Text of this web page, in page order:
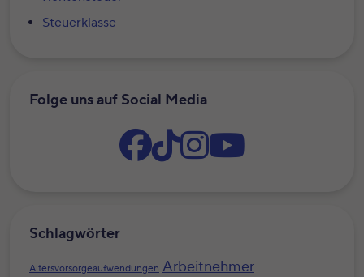
Steuerklasse
Folge uns auf Social Media
Schlagwörter
Altersvorsorgeaufwendungen Arbeitnehmer